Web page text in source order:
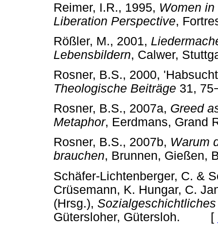
Reimer, I.R., 1995, Women
Liberation Perspective,
Rößler, M., 2001,
Lebensbildern, Calwer,
Rosner, B.S., 2000,
Theologische Beiträge 31, 75
Rosner, B.S., 2007a, Greed
Metaphor, Eerdmans,
Rosner, B.S., 2007b, Warum
brauchen, Brunnen,
Schäfer-Lichtenberger, C. &
Crüsemann, K. Hungar, C.
(Hrsg.),
Gütersloher, Gütersloh. [